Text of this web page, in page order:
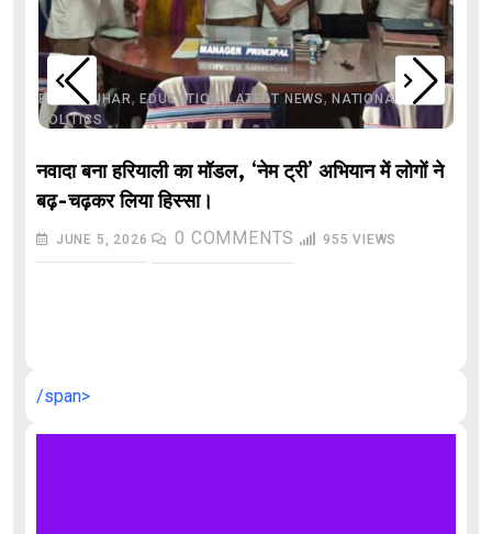
BIHAR,BIHAR, EDUCATION,LATEST NEWS,NATIONAL
POLITICS
नवादा बना हरियाली का मॉडल, ‘नेम ट्री’ अभियान में लोगों ने
बढ़-चढ़कर लिया हिस्सा।
JUNE 5, 2026 0 COMMENTS 955 VIEWS
/span>